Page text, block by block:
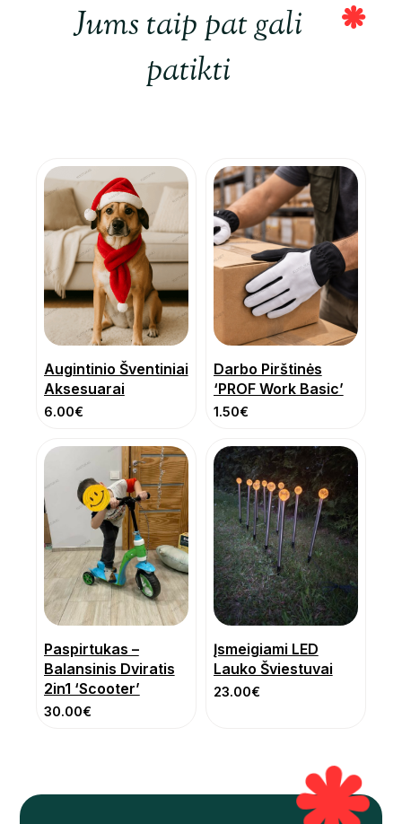
Jums taip pat gali
patikti
Augintinio Šventiniai
Aksesuarai
6.00€
Darbo Pirštinės
‘PROF Work Basic’
1.50€
Paspirtukas –
Balansinis Dviratis
2in1 ‘Scooter’
30.00€
Įsmeigiami LED
Lauko Šviestuvai
23.00€